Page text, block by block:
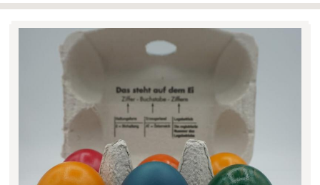
Bäckerei-Konditorei-Café
Biohof Öllinger
Hofladen Hoffelner Detail
Kuglbauer - Familie Bischof Detail
La Toscana Anita Wolf e.U. Detail
Söllradls Naturkostladen Detail